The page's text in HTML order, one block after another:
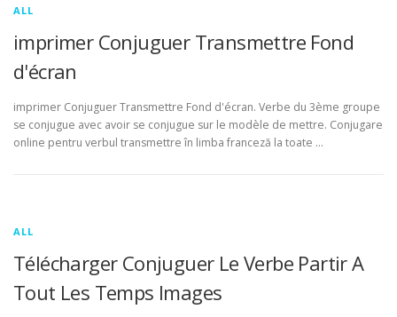
ALL
imprimer Conjuguer Transmettre Fond
d'écran
imprimer Conjuguer Transmettre Fond d'écran. Verbe du 3ème groupe
se conjugue avec avoir se conjugue sur le modèle de mettre. Conjugare
online pentru verbul transmettre în limba franceză la toate …
ALL
Télécharger Conjuguer Le Verbe Partir A
Tout Les Temps Images